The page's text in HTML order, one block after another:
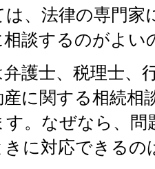
、法律の専門家
談するのがよい
護士、税理士、
産に関する相続相
。なぜなら、問
に対応できるの